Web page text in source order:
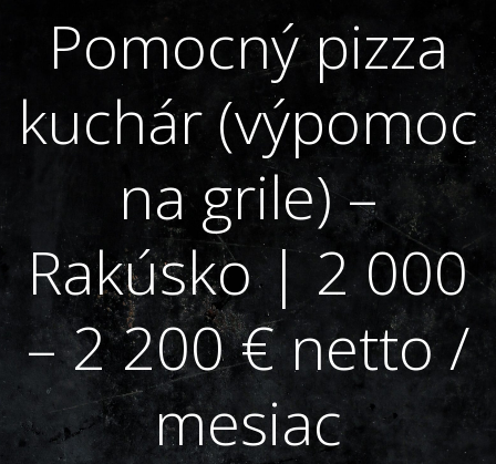
Pomocný pizza
kuchár (výpomoc
na grile) –
Rakúsko | 2 000
– 2 200 € netto /
mesiac